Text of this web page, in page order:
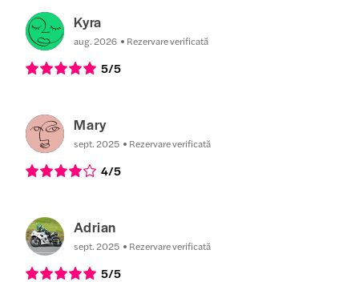
Kyra
aug. 2026 Rezervare verificată
5/5
Mary
sept. 2025 Rezervare verificată
4/5
Adrian
sept. 2025 Rezervare verificată
5/5